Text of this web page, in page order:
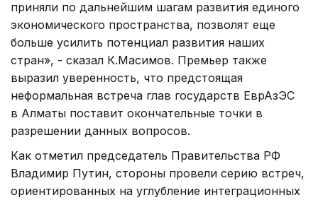
приняли по дальнейшим шагам развития единого
экономического пространства, позволят еще
больше усилить потенциал развития наших
стран», - сказал К.Масимов. Премьер также
выразил уверенность, что предстоящая
неформальная встреча глав государств ЕврАзЭС
в Алматы поставит окончательные точки в
разрешении данных вопросов.
Как отметил председатель Правительства РФ
Владимир Путин, стороны провели серию встреч,
ориентированных на углубление интеграционных